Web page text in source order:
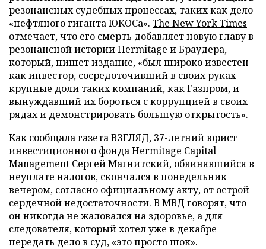
резонансных судебных процессах, таких как дело
«нефтяного гиганта ЮКОСа». The New York Times
отмечает, что его смерть добавляет новую главу в
резонансной истории Hermitage и Браудера,
который, пишет издание, «был широко известен
как инвестор, сосредоточивший в своих руках
крупные доли таких компаний, как Газпром, и
вынуждавший их бороться с коррупцией в своих
рядах и демонстрировать большую открытость».
Как сообщала газета ВЗГЛЯД, 37-летний юрист
инвестиционного фонда Hermitage Capital
Management Сергей Магнитский, обвинявшийся в
неуплате налогов, скончался в понедельник
вечером, согласно официальному акту, от острой
сердечной недостаточности. В МВД говорят, что
он никогда не жаловался на здоровье, а для
следователя, который хотел уже в декабре
передать дело в суд, «это просто шок».